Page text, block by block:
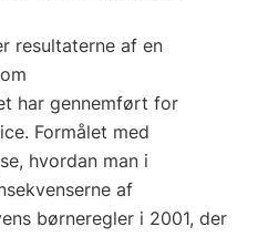
resultaterne af en
har gennemført for
Formålet med
hvordan man i
af
børneregler i 2001, der